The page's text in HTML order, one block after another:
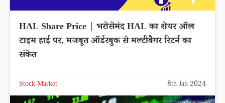
HAL Share Price | भरोसेमंद HAL का शेयर ऑल
टाइम हाई पर, मजबूत ऑर्डरबुक से मल्टीबैगर रिटर्न का
संकेत
Stock Market 8th Jan 2024